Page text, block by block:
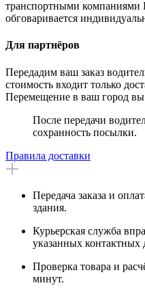
транспортными компаниями
обговаривается
Для партнёров
Передадим ваш заказ
стоимость входит только
Перемещение в ваш город вы
После передачи
сохранность посылки.
Правила доставки
Передача заказа и
здания.
Курьерская служба
указанных контактных
Проверка товара и
минут.